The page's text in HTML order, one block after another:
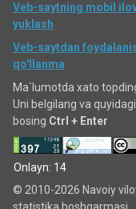
Veb-saytning mobil
yuklash
Veb-saytdan
qo'llanma
Ma`lumotda xato
Uni belgilang va
bosing Ctrl + Enter
Onlayn: 14
© 2010-2026 Navoiy